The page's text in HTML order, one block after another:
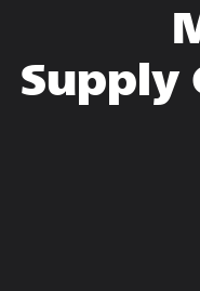
Supply